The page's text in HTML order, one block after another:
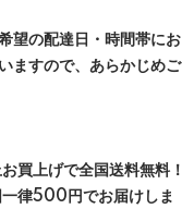
望の配達日・時間帯にお
ますので、あらかじめご
買上げで全国送料無料！
律500円でお届けしま